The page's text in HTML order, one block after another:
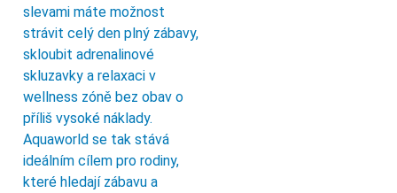
slevami máte možnost
strávit celý den plný zábavy,
skloubit adrenalinové
skluzavky a relaxaci v
wellness zóně bez obav o
příliš vysoké náklady.
Aquaworld se tak stává
ideálním cílem pro rodiny,
které hledají zábavu a